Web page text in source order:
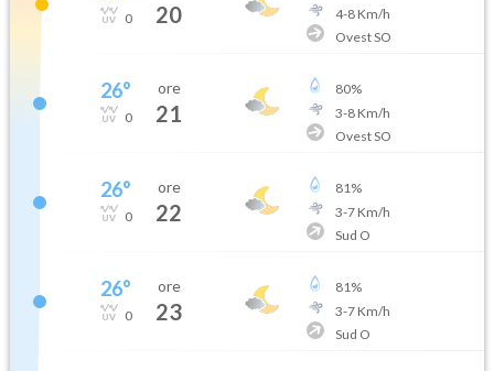
0 20
4-8Km/h
Ovest SO
26°
0
ore
21
80%
3-8Km/h
Ovest SO
26°
0
ore
22
81%
3-7Km/h
Sud O
26°
0
ore
23
81%
3-7Km/h
Sud O